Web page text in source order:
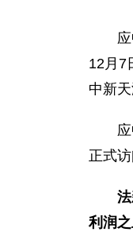
12月7
中新
正式访
利润